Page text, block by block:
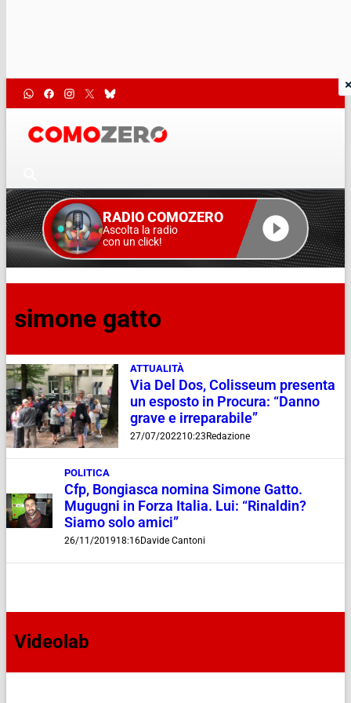
RADIO COMOZERO
Ascolta la radio
con un click!
simone gatto
ATTUALITÀ
Via Del Dos, Colisseum presenta
un esposto in Procura: “Danno
grave e irreparabile”
27/07/202210:23Redazione
POLITICA
Cfp, Bongiasca nomina Simone Gatto.
Mugugni in Forza Italia. Lui: “Rinaldin?
Siamo solo amici”
26/11/201918:16Davide Cantoni
Videolab